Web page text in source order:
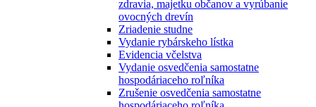
zdravia, majetku občanov a vyrúbanie
ovocných drevín
Zriadenie studne
Vydanie rybárskeho lístka
Evidencia včelstva
Vydanie osvedčenia samostatne
hospodáriaceho roľníka
Zrušenie osvedčenia samostatne